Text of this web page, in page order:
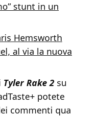
stunt in un
Hemsworth
al via la nuova
Tyler Rake 2 su
potete
commenti qua